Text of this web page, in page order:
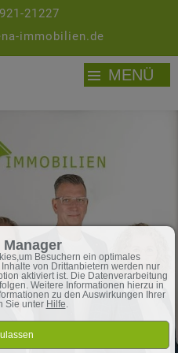
MENÜ
21227
immobilien.de
Besuchern ein optimales
von Drittanbietern werden nur
aktiviert ist. Die Datenverarbeitung
Weitere Informationen hierzu in
zu den Auswirkungen Ihrer
Sie unter Hilfe